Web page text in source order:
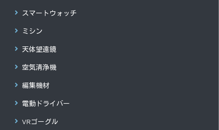
スマートウォッチ
ミシン
天体望遠鏡
空気清浄機
編集機材
電動ドライバー
VRゴーグル